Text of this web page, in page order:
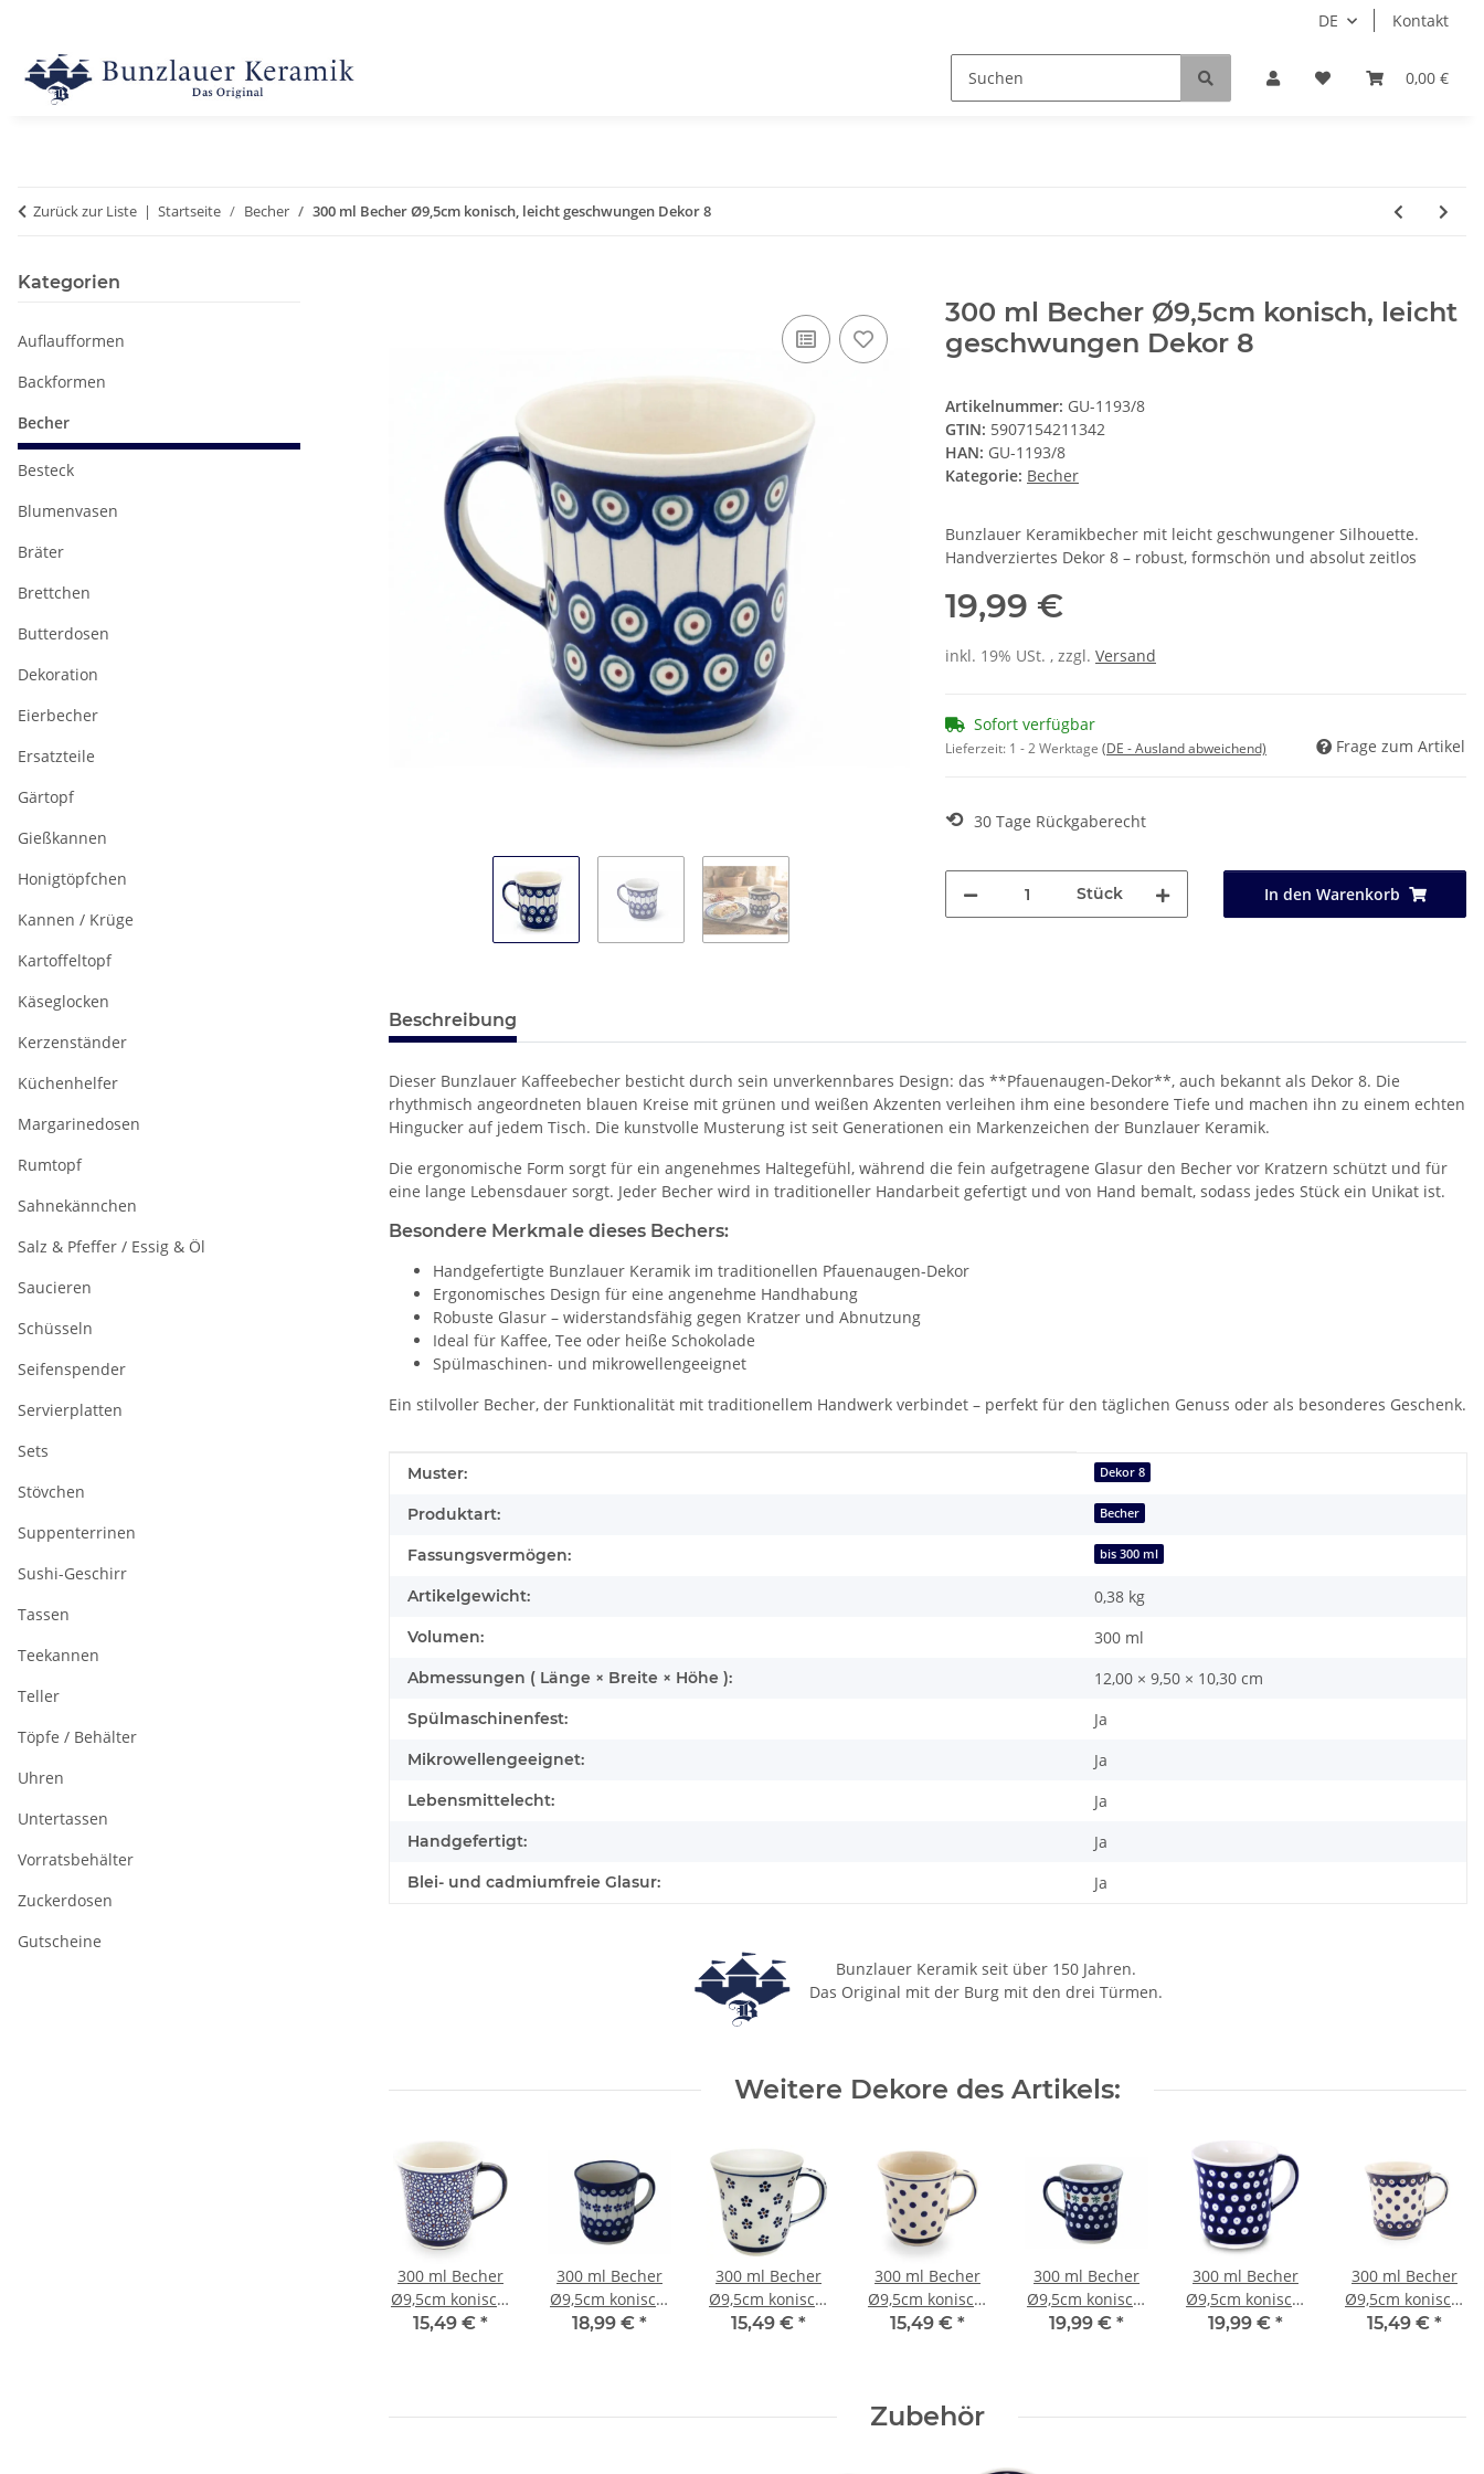
DE Kontakt
0,00 €
Zurück zur Liste Startseite Becher 300 ml Becher Ø9,5cm konisch, leicht geschwungen Dekor 8
300 ml Becher Ø9,5cm konisch, leicht
geschwungen Dekor 8
Artikelnummer: GU-1193/8
GTIN: 5907154211342
HAN: GU-1193/8
Kategorie: Becher
Bunzlauer Keramikbecher mit leicht geschwungener Silhouette.
Handverziertes Dekor 8 – robust, formschön und absolut zeitlos
19,99 €
inkl. 19% USt. , zzgl. Versand
Sofort verfügbar
Lieferzeit: 1 - 2 Werktage (DE - Ausland abweichend) Frage zum Artikel
⟲ 30 Tage Rückgaberecht
Stück In den Warenkorb
Beschreibung
Dieser Bunzlauer Kaffeebecher besticht durch sein unverkennbares Design: das **Pfauenaugen-Dekor**, auch bekannt als Dekor 8. Die
rhythmisch angeordneten blauen Kreise mit grünen und weißen Akzenten verleihen ihm eine besondere Tiefe und machen ihn zu einem echten
Hingucker auf jedem Tisch. Die kunstvolle Musterung ist seit Generationen ein Markenzeichen der Bunzlauer Keramik.
Die ergonomische Form sorgt für ein angenehmes Haltegefühl, während die fein aufgetragene Glasur den Becher vor Kratzern schützt und für
eine lange Lebensdauer sorgt. Jeder Becher wird in traditioneller Handarbeit gefertigt und von Hand bemalt, sodass jedes Stück ein Unikat ist.
Besondere Merkmale dieses Bechers:
Handgefertigte Bunzlauer Keramik im traditionellen Pfauenaugen-Dekor
Ergonomisches Design für eine angenehme Handhabung
Robuste Glasur – widerstandsfähig gegen Kratzer und Abnutzung
Ideal für Kaffee, Tee oder heiße Schokolade
Spülmaschinen- und mikrowellengeeignet
Ein stilvoller Becher, der Funktionalität mit traditionellem Handwerk verbindet – perfekt für den täglichen Genuss oder als besonderes Geschenk.
Produkteigenschaft
Wert
Muster: Dekor 8
Produktart: Becher
Fassungsvermögen: bis 300 ml
Artikelgewicht: 0,38 kg
Volumen: 300 ml
Abmessungen ( Länge × Breite × Höhe ): 12,00 × 9,50 × 10,30 cm
Spülmaschinenfest: Ja
Mikrowellengeeignet: Ja
Lebensmittelecht: Ja
Handgefertigt: Ja
Blei- und cadmiumfreie Glasur: Ja
Bunzlauer Keramik seit über 150 Jahren.
Das Original mit der Burg mit den drei Türmen.
Weitere Dekore des Artikels:
300 ml Becher
Ø9,5cm konisch,
leicht
15,49 € *
300 ml Becher
Ø9,5cm konisch,
leicht
18,99 € *
300 ml Becher
Ø9,5cm konisch,
leicht
15,49 € *
300 ml Becher
Ø9,5cm konisch,
leicht
15,49 € *
300 ml Becher
Ø9,5cm konisch,
leicht
19,99 € *
300 ml Becher
Ø9,5cm konisch,
leicht
19,99 € *
300 ml Becher
Ø9,5cm konisch,
leicht
15,49 € *
Zubehör
Kategorien
Auflaufformen
Backformen
Becher
Besteck
Blumenvasen
Bräter
Brettchen
Butterdosen
Dekoration
Eierbecher
Ersatzteile
Gärtopf
Gießkannen
Honigtöpfchen
Kannen / Krüge
Kartoffeltopf
Käseglocken
Kerzenständer
Küchenhelfer
Margarinedosen
Rumtopf
Sahnekännchen
Salz & Pfeffer / Essig & Öl
Saucieren
Schüsseln
Seifenspender
Servierplatten
Sets
Stövchen
Suppenterrinen
Sushi-Geschirr
Tassen
Teekannen
Teller
Töpfe / Behälter
Uhren
Untertassen
Vorratsbehälter
Zuckerdosen
Gutscheine